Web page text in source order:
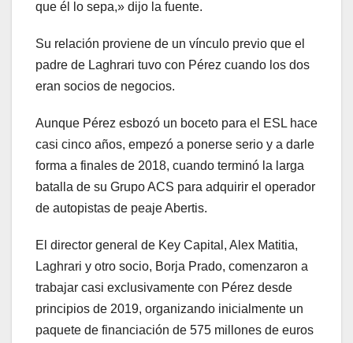
que él lo sepa,» dijo la fuente.
Su relación proviene de un vínculo previo que el
padre de Laghrari tuvo con Pérez cuando los dos
eran socios de negocios.
Aunque Pérez esbozó un boceto para el ESL hace
casi cinco años, empezó a ponerse serio y a darle
forma a finales de 2018, cuando terminó la larga
batalla de su Grupo ACS para adquirir el operador
de autopistas de peaje Abertis.
El director general de Key Capital, Alex Matitia,
Laghrari y otro socio, Borja Prado, comenzaron a
trabajar casi exclusivamente con Pérez desde
principios de 2019, organizando inicialmente un
paquete de financiación de 575 millones de euros